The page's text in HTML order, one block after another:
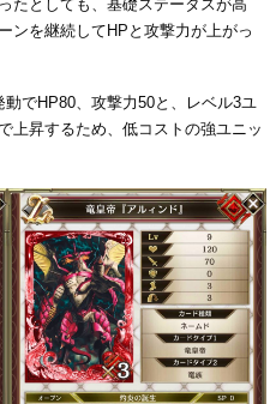
たとしても、基礎ステータスが高
ンを継続してHPと攻撃力が上がっ
でHP80、攻撃力50と、レベル3ユ
上昇するため、低コストの強ユニッ